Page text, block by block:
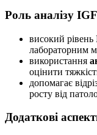
Роль аналізу
високий рівень
лабораторним
використання
оцінити
допомагає
росту від
Додаткові